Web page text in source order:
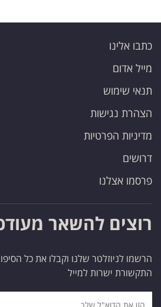
פרסמו
באייס
עקבו
אחרינו:
כתבו אלינו
מייל אדום
תנאי שימוש
הצהרת נגישות
מדיניות הפרטיות
דרושים
פרסמו אצלנו
רוצים להשאר
הרשמו לניוזלטר שלנו וקבלו את כל
התקשורת ישרות למייל